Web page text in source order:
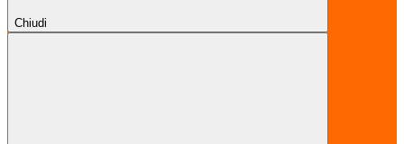
Chiudi